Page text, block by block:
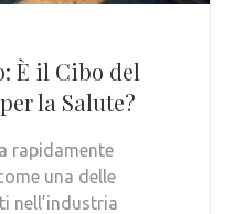
È il Cibo del
la Salute?
rapidamente
una delle
nell’industria